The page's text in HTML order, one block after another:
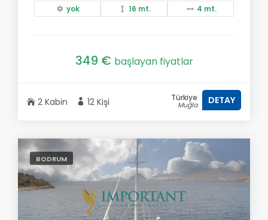
yok 16 mt. 4 mt.
349 € başlayan fiyatlar
2 Kabin 12 Kişi Türkiye
Muğla DETAY
BODRUM